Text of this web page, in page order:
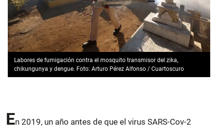
Labores de fumigación contra el mosquito transmisor del zika,
chikungunya y dengue. Foto: Arturo Pérez Alfonso / Cuartoscuro
En 2019, un año antes de que el virus SARS-Cov-2